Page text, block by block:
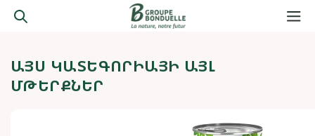
ԱՅՍ ԿԱՏԵԳՈՐԻԱՅԻ ԱՅԼ
ՄԹԵՐՔՆԵՐ